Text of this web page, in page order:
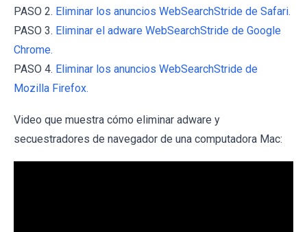
PASO 2. Eliminar los anuncios WebSearchStride de Safari.
PASO 3. Eliminar el adware WebSearchStride de Google
Chrome.
PASO 4. Eliminar los anuncios WebSearchStride de
Mozilla Firefox.
Video que muestra cómo eliminar adware y
secuestradores de navegador de una computadora Mac: